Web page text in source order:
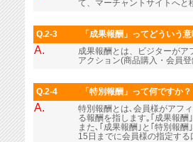
て、マーチャントサイトへと
Q.2-3 「成果報酬」ってどういう
A.
成果報酬とは、ビジターが
アクション(商品購入・会員
Q.2-4 「特別報酬」って何ですか？
A.
特別報酬とは､会員様がアフ
る報酬を指します｡｢成果報
また､｢成果報酬｣と｢特別報
15日までに会員様の指定す